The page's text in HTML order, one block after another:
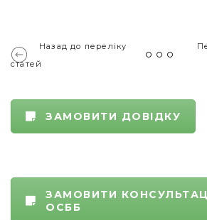
Назад до переліку
статей
ЗАМОВИТИ ДОВІДКУ
ЗАМОВИТИ
ОСББ